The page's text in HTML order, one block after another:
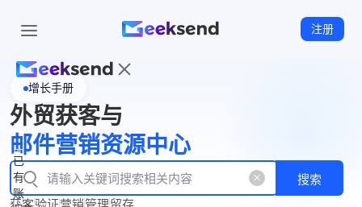
注册
页
WhatsApp
企业号
New
产
品
功
产
品
立
即
注
已
有
账
增长手册
外贸获客与
邮件营销资源中心
搜索
获客验证营销管理留存